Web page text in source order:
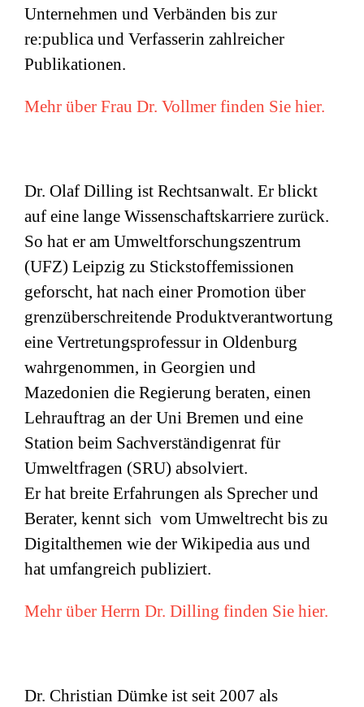
Unternehmen und Verbänden bis zur
re:publica und Verfasserin zahlreicher
Publikationen.
Mehr über Frau Dr. Vollmer finden Sie hier.
Dr. Olaf Dilling ist Rechtsanwalt. Er blickt
auf eine lange Wissenschaftskarriere zurück.
So hat er am Umweltforschungszentrum
(UFZ) Leipzig zu Stickstoffemissionen
geforscht, hat nach einer Promotion über
grenzüberschreitende Produktverantwortung
eine Vertretungsprofessur in Oldenburg
wahrgenommen, in Georgien und
Mazedonien die Regierung beraten, einen
Lehrauftrag an der Uni Bremen und eine
Station beim Sachverständigenrat für
Umweltfragen (SRU) absolviert.
Er hat breite Erfahrungen als Sprecher und
Berater, kennt sich vom Umweltrecht bis zu
Digitalthemen wie der Wikipedia aus und
hat umfangreich publiziert.
Mehr über Herrn Dr. Dilling finden Sie hier.
Dr. Christian Dümke ist seit 2007 als